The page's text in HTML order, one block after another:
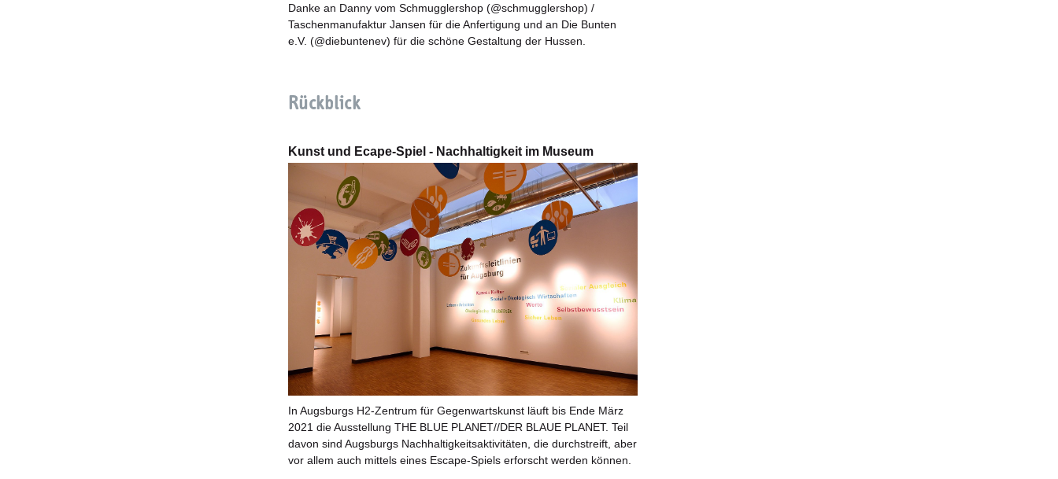
Danke an Danny vom Schmugglershop (@schmugglershop) /
Taschenmanufaktur Jansen für die Anfertigung und an Die Bunten
e.V. (@diebuntenev) für die schöne Gestaltung der Hussen.
Rückblick
Kunst und Ecape-Spiel - Nachhaltigkeit im Museum
In Augsburgs H2-Zentrum für Gegenwartskunst läuft bis Ende März
2021 die Ausstellung THE BLUE PLANET//DER BLAUE PLANET. Teil
davon sind Augsburgs Nachhaltigkeitsaktivitäten, die durchstreift, aber
vor allem auch mittels eines Escape-Spiels erforscht werden können.